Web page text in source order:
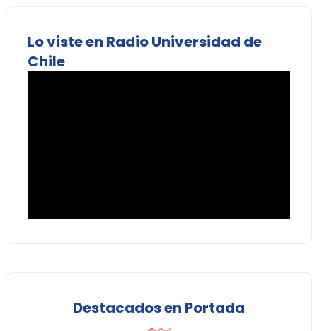
Lo viste en Radio Universidad de
Chile
Destacados en Portada